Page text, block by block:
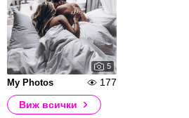
5
My Photos
177
Виж всички